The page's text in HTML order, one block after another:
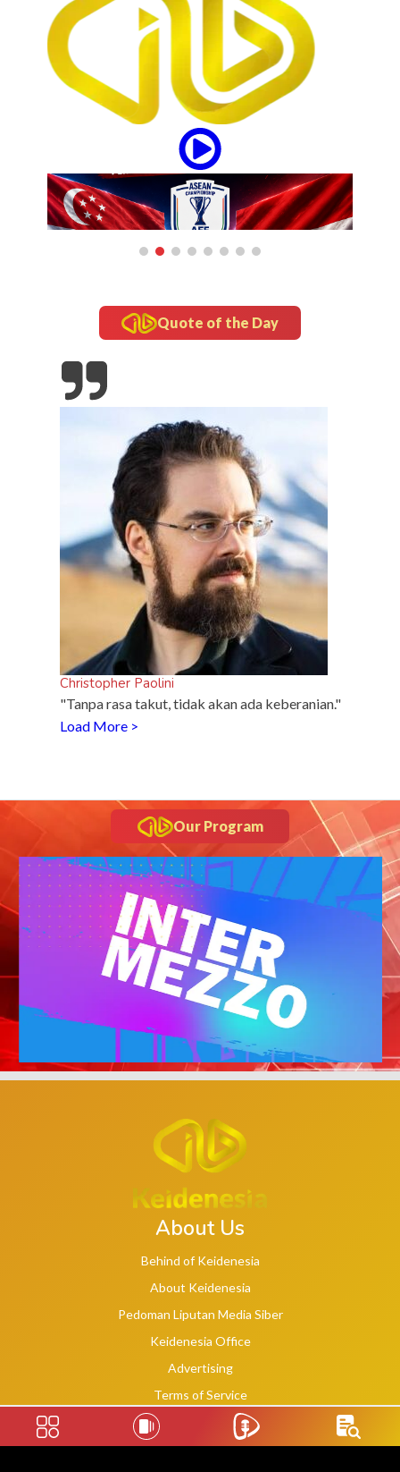
5 Fakta Unik Kerak Telor, Kuliner Legendaris Khas
Betawi
Quote of the Day
Christopher Paolini
"Tanpa rasa takut, tidak akan ada keberanian."
Load More >
Our Program
About Us
Behind of Keidenesia
About Keidenesia
Pedoman Liputan Media Siber
Keidenesia Office
Advertising
Terms of Service
Privacy Policy
Social Links